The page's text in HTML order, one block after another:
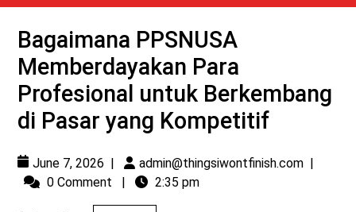
Bagaimana PPSNUSA
Memberdayakan Para
Profesional untuk Berkembang
di Pasar yang Kompetitif
June 7, 2026 | admin@thingsiwontfinish.com |
0 Comment
| 2:35 pm